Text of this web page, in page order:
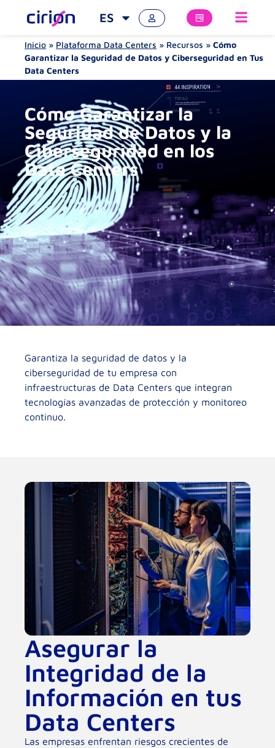
ES
Inicio » Plataforma Data Centers » Recursos » Cómo
Garantizar la Seguridad de Datos y Ciberseguridad en Tus
Data Centers
Cómo Garantizar la
Seguridad de Datos y la
Ciberseguridad en los
Data Centers
Garantiza la seguridad de datos y la
ciberseguridad de tu empresa con
infraestructuras de Data Centers que integran
tecnologías avanzadas de protección y monitoreo
continuo.
Asegurar la
Integridad de la
Información en tus
Data Centers
Las empresas enfrentan riesgos crecientes de